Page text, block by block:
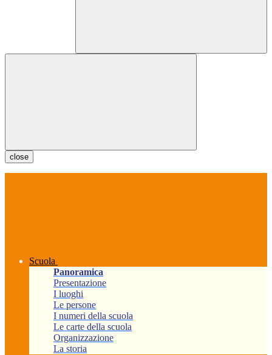
close
Scuola
Panoramica
Presentazione
I luoghi
Le persone
I numeri della scuola
Le carte della scuola
Organizzazione
La storia